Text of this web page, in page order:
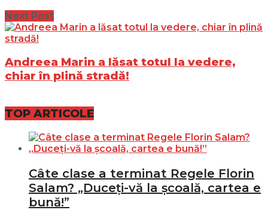
Next Post
Andreea Marin a lăsat totul la vedere,
chiar în plină stradă!
TOP ARTICOLE
Câte clase a terminat Regele Florin
Salam? „Duceți-vă la școală, cartea e
bună!”